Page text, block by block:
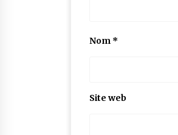
Nom *
Site web